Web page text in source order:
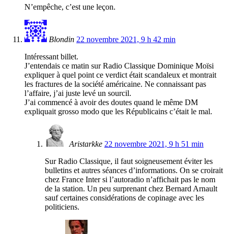
N’empêche, c’est une leçon.
Blondin 22 novembre 2021, 9 h 42 min
Intéressant billet.
J’entendais ce matin sur Radio Classique Dominique Moïsi
expliquer à quel point ce verdict était scandaleux et montrait
les fractures de la société américaine. Ne connaissant pas
l’affaire, j’ai juste levé un sourcil.
J’ai commencé à avoir des doutes quand le même DM
expliquait grosso modo que les Républicains c’était le mal.
Aristarkke 22 novembre 2021, 9 h 51 min
Sur Radio Classique, il faut soigneusement éviter les
bulletins et autres séances d’informations. On se croirait
chez France Inter si l’autoradio n’affichait pas le nom
de la station. Un peu surprenant chez Bernard Arnault
sauf certaines considérations de copinage avec les
politiciens.